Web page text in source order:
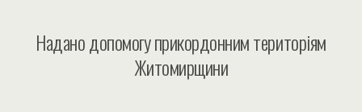
Надано допомогу прикордонним територіям
Житомирщини